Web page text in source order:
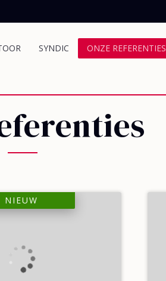
SYNDIC ONZE REFERENTIES
NIEUW